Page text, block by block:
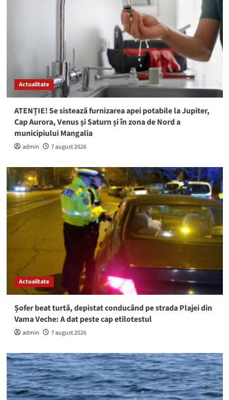
Actualitate
ATENȚIE! Se sistează furnizarea apei potabile la Jupiter,
Cap Aurora, Venus și Saturn și în zona de Nord a
municipiului Mangalia
admin 7 august 2026
Actualitate
Șofer beat turtă, depistat conducând pe strada Plajei din
Vama Veche: A dat peste cap etilotestul
admin 7 august 2026